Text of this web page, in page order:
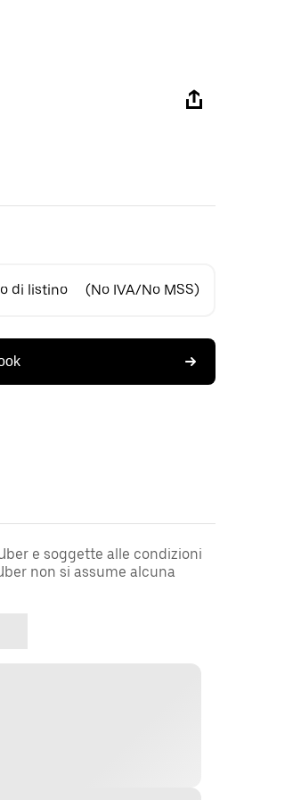
di listino (No IVA/No MSS)
e soggette alle condizioni
non si assume alcuna